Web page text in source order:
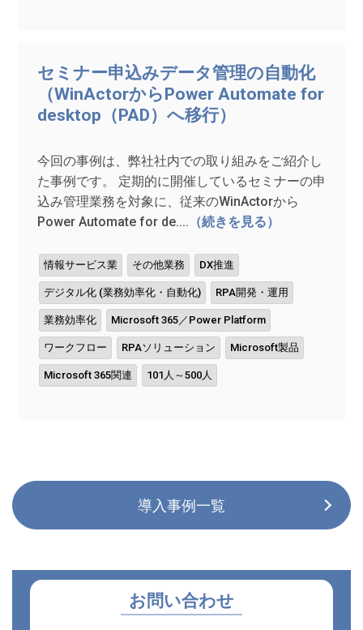
セミナー申込みデータ管理の自動化
（WinActorからPower Automate for
desktop（PAD）へ移行）
今回の事例は、弊社社内での取り組みをご紹介し
た事例です。 定期的に開催しているセミナーの申
込み管理業務を対象に、従来のWinActorから
Power Automate for de.... （続きを見る）
情報サービス業 その他業務 DX推進
デジタル化 (業務効率化・自動化) RPA開発・運用
業務効率化 Microsoft 365／Power Platform
ワークフロー RPAソリューション Microsoft製品
Microsoft 365関連 101人～500人
導入事例一覧
お問い合わせ